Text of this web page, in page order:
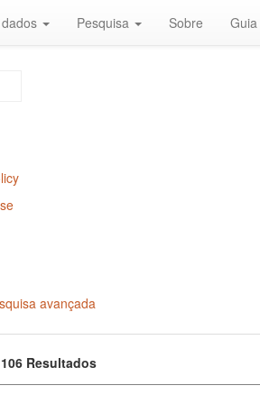
Pesquisa Sobre
avançada
Resultados